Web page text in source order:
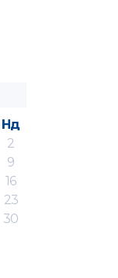
Нд
2
9
16
23
30